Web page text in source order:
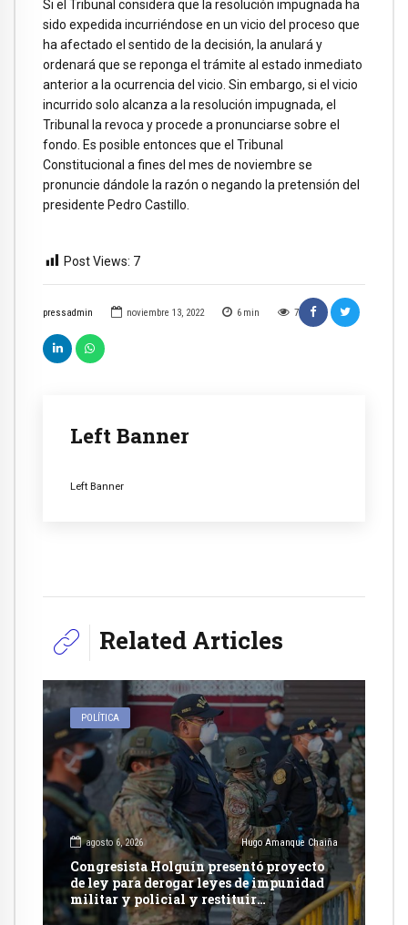
pressadmin noviembre 13, 2022 6 min 7
Left Banner
Left Banner
Si el Tribunal considera que la resolución impugnada ha
sido expedida incurriéndose en un vicio del proceso que
ha afectado el sentido de la decisión, la anulará y
ordenará que se reponga el trámite al estado inmediato
anterior a la ocurrencia del vicio. Sin embargo, si el vicio
incurrido solo alcanza a la resolución impugnada, el
Tribunal la revoca y procede a pronunciarse sobre el
fondo. Es posible entonces que el Tribunal
Constitucional a fines del mes de noviembre se
pronuncie dándole la razón o negando la pretensión del
presidente Pedro Castillo.
Post Views: 7
Related Articles
POLÍTICA
agosto 6, 2026 Hugo Amanque Chaiña
Congresista Holguín presentó proyecto
de ley para derogar leyes de impunidad
militar y policial y restituir
competencia de justicia ordinaria